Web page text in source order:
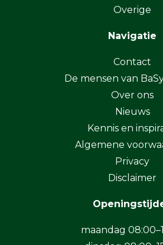
Overige
Navigatie
Contact
De mensen van
Over ons
Nieuws
Kennis en
Algemene
Privacy
Disclaimer
maandag